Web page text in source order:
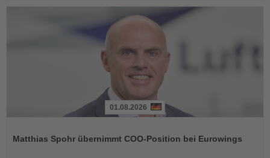
die
01.08.2026
Matthias Spohr übernimmt COO-Position bei Eurowings